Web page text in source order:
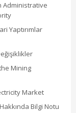
Administrative
Yaptırımlar
Mining
Market
Bilgi Notu